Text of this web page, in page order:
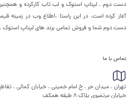
دست دوم ، لپتاپ استوک و لب تاب کارکرده و
آغاز کرده است. در این راستا ،‌اطلاع وب در زمینه
دست دوم شما و فروش تمامی برند های لپتاپ استوک
تماس با ما
تهران ، میدان حر ، خ امام خمینی ، خیابان کمالی ،